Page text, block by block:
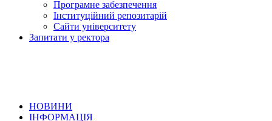
Програмне забезпечення
Інституційний репозитарій
Сайти університету
Запитати у ректора
НОВИНИ
ІНФОРМАЦІЯ